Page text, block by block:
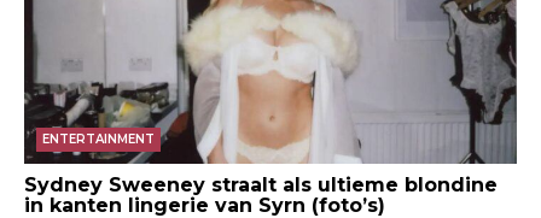
ENTERTAINMENT
Sydney Sweeney straalt als ultieme blondine
in kanten lingerie van Syrn (foto’s)